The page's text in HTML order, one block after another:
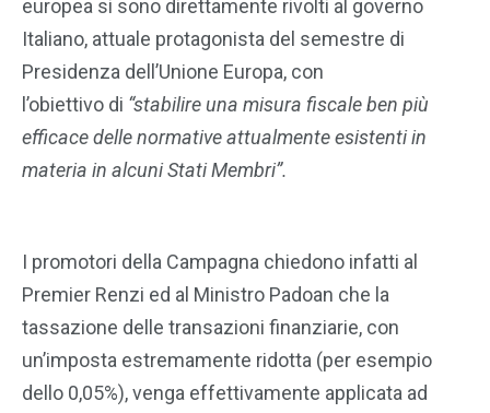
europea si sono direttamente rivolti al governo
Italiano, attuale protagonista del semestre di
Presidenza dell’Unione Europa, con
l’obiettivo di “stabilire una misura fiscale ben più
efficace delle normative attualmente esistenti in
materia in alcuni Stati Membri”.
I promotori della Campagna chiedono infatti al
Premier Renzi ed al Ministro Padoan che la
tassazione delle transazioni finanziarie, con
un’imposta estremamente ridotta (per esempio
dello 0,05%), venga effettivamente applicata ad